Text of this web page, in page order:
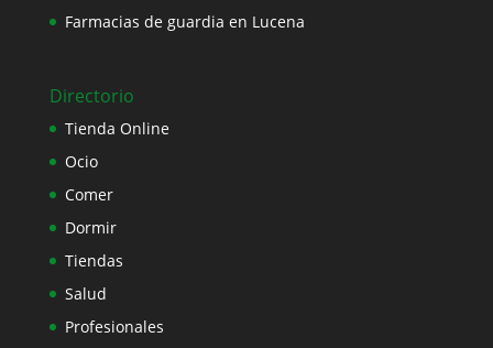
Farmacias de guardia en Lucena
Directorio
Tienda Online
Ocio
Comer
Dormir
Tiendas
Salud
Profesionales